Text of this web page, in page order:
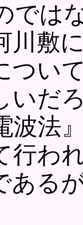
では
川敷
つい
いだ
波法
行わ
ある